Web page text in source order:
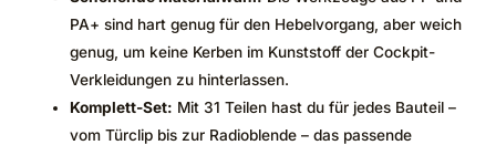
PA+ sind hart genug für den Hebelvorgang, aber weich
genug, um keine Kerben im Kunststoff der Cockpit-
Verkleidungen zu hinterlassen.
Komplett-Set: Mit 31 Teilen hast du für jedes Bauteil –
vom Türclip bis zur Radioblende – das passende